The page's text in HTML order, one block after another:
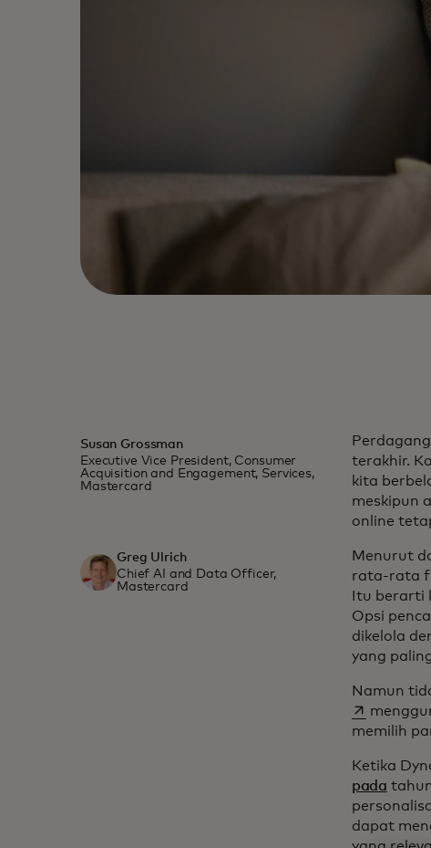
Susan Grossman
Executive Vice President, Consumer
Acquisition and Engagement, Services,
Mastercard
Greg Ulrich
Chief AI and Data Officer,
Mastercard
terakhir.
kita
meskipun
online
Menurut
rata-rata
Itu berarti
Opsi
dikelola
yang
Namun
memilih
Ketika
pada
dapat